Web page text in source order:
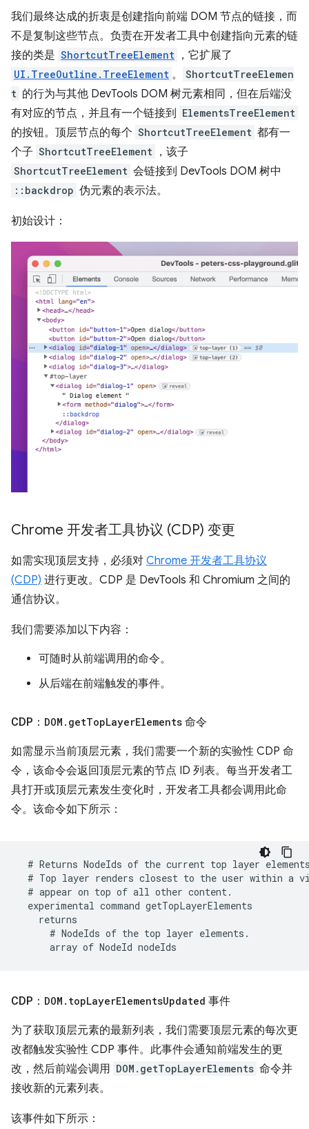
我们最终达成的折衷是创建指向前端 DOM 节点的链接，而
不是复制这些节点。负责在开发者工具中创建指向元素的链
接的类是 ShortcutTreeElement ，它扩展了
UI.TreeOutline.TreeElement 。
ShortcutTreeElemen
t 的行为与其他 DevTools DOM 树元素相同，但在后端没
有对应的节点，并且有一个链接到 ElementsTreeElement
的按钮。顶层节点的每个 ShortcutTreeElement 都有一
个子 ShortcutTreeElement ，该子
ShortcutTreeElement 会链接到 DevTools DOM 树中
::backdrop 伪元素的表示法。
初始设计：
Chrome 开发者工具协议 (CDP) 变更
如需实现顶层支持，必须对 Chrome 开发者工具协议
(CDP) 进行更改。CDP 是 DevTools 和 Chromium 之间的
通信协议。
我们需要添加以下内容：
可随时从前端调用的命令。
从后端在前端触发的事件。
CDP： DOM . getTopLayerElements 命令
如需显示当前顶层元素，我们需要一个新的实验性 CDP 命
令，该命令会返回顶层元素的节点 ID 列表。每当开发者工
具打开或顶层元素发生变化时，开发者工具都会调用此命
令。该命令如下所示：
CDP： DOM . topLayerElementsUpdated 事件
为了获取顶层元素的最新列表，我们需要顶层元素的每次更
改都触发实验性 CDP 事件。此事件会通知前端发生的更
改，然后前端会调用 DOM.getTopLayerElements 命令并
接收新的元素列表。
该事件如下所示：